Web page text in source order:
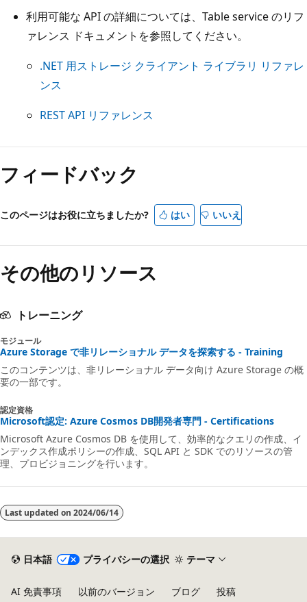
利用可能な API の詳細については、Table service のリフ
ァレンス ドキュメントを参照してください。
.NET 用ストレージ クライアント ライブラリ リファレ
ンス
REST API リファレンス
フィードバック
このページはお役に立ちましたか? はい いいえ
その他のリソース
トレーニング
モジュール
Azure Storage で非リレーショナル データを探索する - Training
このコンテンツは、非リレーショナル データ向け Azure Storage の概
要の一部です。
認定資格
Microsoft認定: Azure Cosmos DB開発者専門 - Certifications
Microsoft Azure Cosmos DB を使用して、効率的なクエリの作成、イ
ンデックス作成ポリシーの作成、SQL API と SDK でのリソースの管
理、プロビジョニングを行います。
Last updated on 2024/06/14
日本語 プライバシーの選択 テーマ
AI 免責事項 以前のバージョン ブログ 投稿